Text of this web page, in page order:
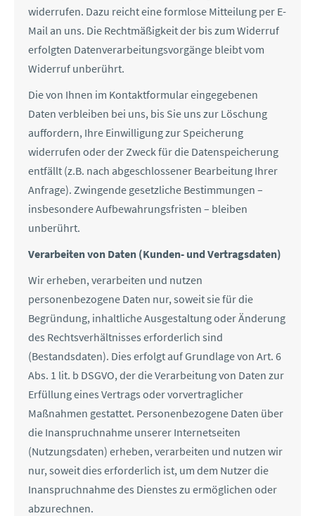
widerrufen. Dazu reicht eine formlose Mitteilung per E-
Mail an uns. Die Rechtmäßigkeit der bis zum Widerruf
erfolgten Datenverarbeitungsvorgänge bleibt vom
Widerruf unberührt.
Die von Ihnen im Kontaktformular eingegebenen
Daten verbleiben bei uns, bis Sie uns zur Löschung
auffordern, Ihre Einwilligung zur Speicherung
widerrufen oder der Zweck für die Datenspeicherung
entfällt (z.B. nach abgeschlossener Bearbeitung Ihrer
Anfrage). Zwingende gesetzliche Bestimmungen –
insbesondere Aufbewahrungsfristen – bleiben
unberührt.
Verarbeiten von Daten (Kunden- und Vertragsdaten)
Wir erheben, verarbeiten und nutzen
personenbezogene Daten nur, soweit sie für die
Begründung, inhaltliche Ausgestaltung oder Änderung
des Rechtsverhältnisses erforderlich sind
(Bestandsdaten). Dies erfolgt auf Grundlage von Art. 6
Abs. 1 lit. b DSGVO, der die Verarbeitung von Daten zur
Erfüllung eines Vertrags oder vorvertraglicher
Maßnahmen gestattet. Personenbezogene Daten über
die Inanspruchnahme unserer Internetseiten
(Nutzungsdaten) erheben, verarbeiten und nutzen wir
nur, soweit dies erforderlich ist, um dem Nutzer die
Inanspruchnahme des Dienstes zu ermöglichen oder
abzurechnen.